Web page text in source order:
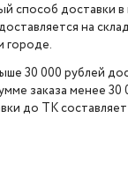
способ доставки в
на
городе.
30 000 рублей
заказа менее 30
до ТК составляет